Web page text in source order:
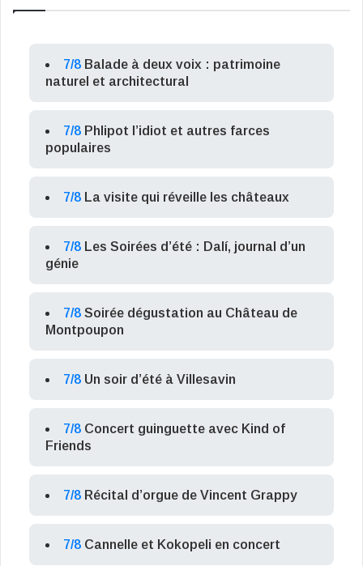
7/8 Balade à deux voix : patrimoine
naturel et architectural
7/8 Phlipot l’idiot et autres farces
populaires
7/8 La visite qui réveille les châteaux
7/8 Les Soirées d’été : Dalí, journal d’un
génie
7/8 Soirée dégustation au Château de
Montpoupon
7/8 Un soir d’été à Villesavin
7/8 Concert guinguette avec Kind of
Friends
7/8 Récital d’orgue de Vincent Grappy
7/8 Cannelle et Kokopeli en concert